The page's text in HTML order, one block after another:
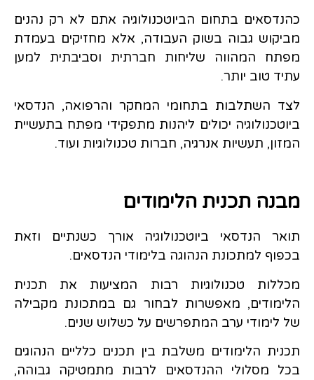
כהנדסאים בתחום הביוטכנולוגיה אתם לא רק נהנים
מביקוש גבוה בשוק העבודה, אלא מחזיקים בעמדת
מפתח המהווה שליחות חברתית וסביבתית למען
עתיד טוב יותר.
לצד השתלבות בתחומי המחקר והרפואה, הנדסאי
ביוטכנולוגיה יכולים ליהנות מתפקידי מפתח בתעשיית
המזון, תעשיות אנרגיה, חברות טכנולוגיות ועוד.
מבנה תכנית הלימודים
תואר הנדסאי ביוטכנולוגיה אורך כשנתיים וזאת
בכפוף למתכונת הנהוגה בלימודי הנדסאים.
מכללות טכנולוגיות רבות המציעות את תכנית
הלימודים, מאפשרות לבחור גם במתכונת מקבילה
של לימודי ערב המתפרשים על כשלוש שנים.
תכנית הלימודים משלבת בין תכנים כלליים הנהוגים
בכל מסלולי ההנדסאים לרבות מתמטיקה גבוהה,